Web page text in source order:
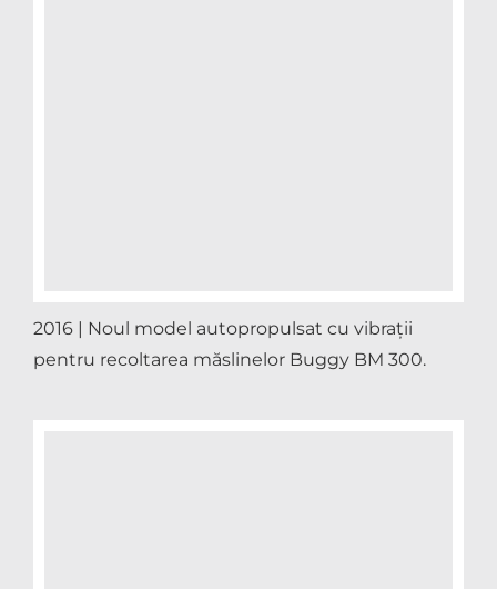
2016 | Noul model autopropulsat cu vibrații
pentru recoltarea măslinelor Buggy BM 300.